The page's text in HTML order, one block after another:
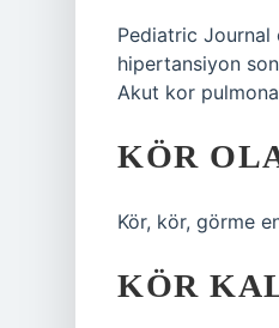
Pediatric Journal
hipertansiyon
Akut kor
KÖR
Kör, kör, görme
KÖR